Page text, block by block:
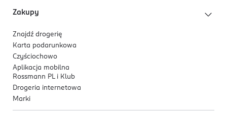
Zakupy
Znajdź drogerię
Karta podarunkowa
Czyściochowo
Aplikacja mobilna
Rossmann PL i Klub
Drogeria internetowa
Marki